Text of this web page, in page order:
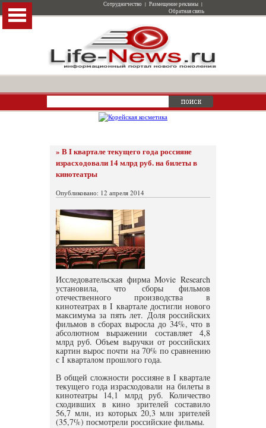
Сотрудничество | Размещение рекламы |
Обратная связь
» В I квартале текущего года россияне
израсходовали 14 млрд руб. на билеты в
кинотеатры
Опубликовано: 12 апреля 2014
Исследовательская фирма Movie Research
установила, что сборы фильмов
отечественного производства в
кинотеатрах в I квартале достигли нового
максимума за пять лет. Доля российских
фильмов в сборах выросла до 34%, что в
абсолютном выражении составляет 4,8
млрд руб. Объем выручки от российских
картин вырос почти на 70% по сравнению
с I кварталом прошлого года.
В общей сложности россияне в I квартале
текущего года израсходовали на билеты в
кинотеатры 14,1 млрд руб. Количество
сходивших в кино зрителей составило
56,7 млн, из которых 20,3 млн зрителей
(35,7%) посмотрели российские фильмы.